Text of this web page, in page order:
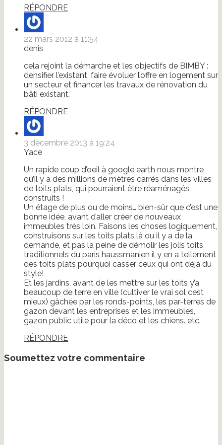
RÉPONDRE
22 mars 2012 à 11:54
denis
cela rejoint la démarche et les objectifs de BIMBY :
densifier l’existant, faire évoluer l’offre en logement sur
un secteur et financer les travaux de rénovation du
bâti existant.
RÉPONDRE
3 décembre 2013 à 19:24
Yace
Un rapide coup d’oeil à google earth nous montre
qu’il y a des millions de mètres carrés dans les villes
de toits plats, qui pourraient être réaménagés,
construits !
Un étage de plus ou de moins… bien-sûr que c’est une
bonne idée, avant d’aller créer de nouveaux
immeubles très loin. Faisons les choses logiquement,
construisons sur les toits plats là ou il y a de la
demande, et pas la peine de démolir les jolis toits
traditionnels du paris haussmanien il y en a tellement
des toits plats pourquoi casser ceux qui ont déjà du
style!
Et les jardins, avant de les mettre sur les toits y’a
beaucoup de terre en ville (cultiver le vrai sol cest
mieux) gâchée par les ronds-points, les par-terres de
gazon devant les entreprises et les immeubles,
gazon public utile pour la déco et les chiens. etc.
RÉPONDRE
Soumettez votre commentaire